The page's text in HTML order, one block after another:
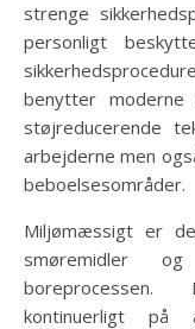
strenge
personligt
benytter moderne
støjreducerende
arbejderne men
beboelsesområder.
Miljømæssigt er
smøremidler
boreprocessen.
kontinuerligt